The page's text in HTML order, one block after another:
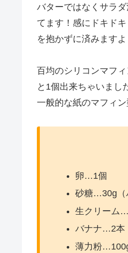
バターではなくサラ
てます！感にドキド
を抱かずに済みますよ
百均のシリコンマフ
と1個出来ちゃいまし
一般的な紙のマフィ
卵…1個
砂糖…30g（
生クリーム
バナナ…2本
薄力粉